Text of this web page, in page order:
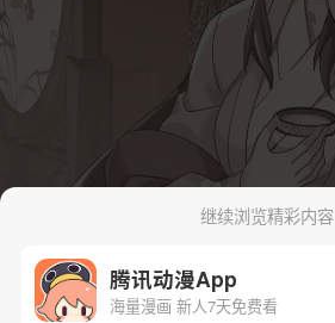
继续浏览精彩内容
腾讯动漫App
海量漫画 新人7天免费看